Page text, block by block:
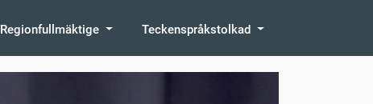
Regionfullmäktige Teckenspråkstolkad